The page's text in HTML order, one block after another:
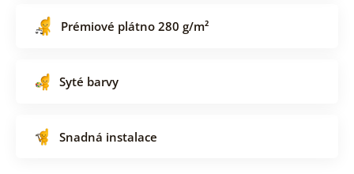
Prémiové plátno 280 g/m²
Syté barvy
Snadná instalace